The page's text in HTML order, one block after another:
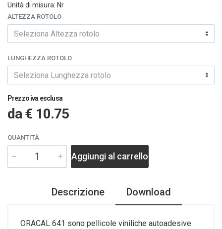
Unità di misura: Nr
ALTEZZA ROTOLO
Seleziona Altezza rotolo
LUNGHEZZA ROTOLO
Seleziona Lunghezza rotolo
Prezzo iva esclusa
da€ 10.75
QUANTITÀ
Aggiungi al carrello
Descrizione Download
ORACAL 641 sono pellicole viniliche autoadesive